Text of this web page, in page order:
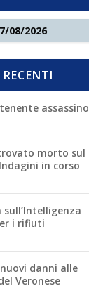
08/2026
assassino
morto sul
in corso
i rifiuti
danni alle
Veronese